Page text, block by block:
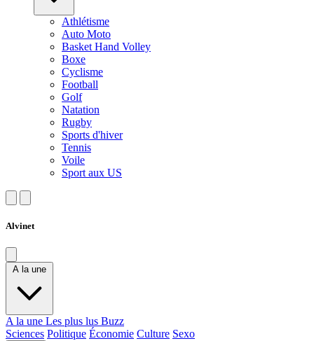
Athlétisme
Auto Moto
Basket Hand Volley
Boxe
Cyclisme
Football
Golf
Natation
Rugby
Sports d'hiver
Tennis
Voile
Sport aux US
Alvinet
A la une
A la une Les plus lus Buzz
Sciences Politique Économie Culture Sexo